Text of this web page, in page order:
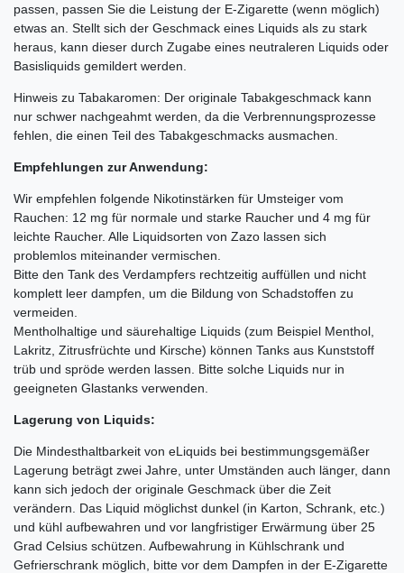
passen, passen Sie die Leistung der E-Zigarette (wenn möglich)
etwas an. Stellt sich der Geschmack eines Liquids als zu stark
heraus, kann dieser durch Zugabe eines neutraleren Liquids oder
Basisliquids gemildert werden.
Hinweis zu Tabakaromen: Der originale Tabakgeschmack kann
nur schwer nachgeahmt werden, da die Verbrennungsprozesse
fehlen, die einen Teil des Tabakgeschmacks ausmachen.
Empfehlungen zur Anwendung:
Wir empfehlen folgende Nikotinstärken für Umsteiger vom
Rauchen: 12 mg für normale und starke Raucher und 4 mg für
leichte Raucher. Alle Liquidsorten von Zazo lassen sich
problemlos miteinander vermischen.
Bitte den Tank des Verdampfers rechtzeitig auffüllen und nicht
komplett leer dampfen, um die Bildung von Schadstoffen zu
vermeiden.
Mentholhaltige und säurehaltige Liquids (zum Beispiel Menthol,
Lakritz, Zitrusfrüchte und Kirsche) können Tanks aus Kunststoff
trüb und spröde werden lassen. Bitte solche Liquids nur in
geeigneten Glastanks verwenden.
Lagerung von Liquids:
Die Mindesthaltbarkeit von eLiquids bei bestimmungsgemäßer
Lagerung beträgt zwei Jahre, unter Umständen auch länger, dann
kann sich jedoch der originale Geschmack über die Zeit
verändern. Das Liquid möglichst dunkel (in Karton, Schrank, etc.)
und kühl aufbewahren und vor langfristiger Erwärmung über 25
Grad Celsius schützen. Aufbewahrung in Kühlschrank und
Gefrierschrank möglich, bitte vor dem Dampfen in der E-Zigarette